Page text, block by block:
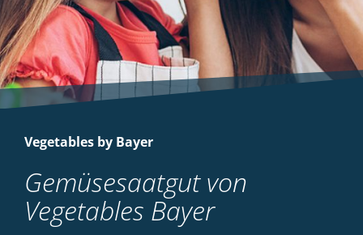
Vegetables by Bayer
Gemüsesaatgut von
Vegetables Bayer